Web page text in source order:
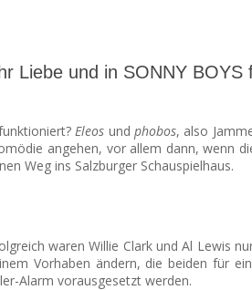
Liebe und in SONNY
Eleos undphobos, also
angehen, vor allem dann, wenn
Weg ins Salzburger Schauspielhaus.
waren Willie Clark und Al Lewis
Vorhaben ändern, die beiden für
Alarm vorausgesetzt werden.